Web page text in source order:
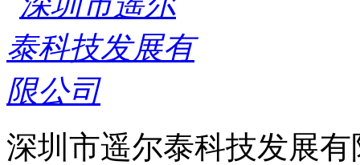
深圳市遥尔泰科技发展